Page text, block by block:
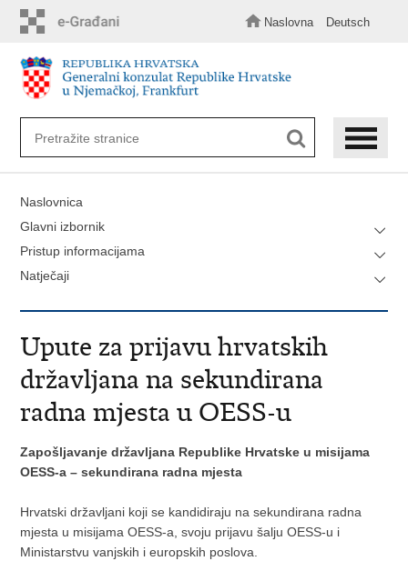
sadržaj
Naslovna Deutsch
Naslovnica
Glavni izbornik
Pristup informacijama
Natječaji
Upute za prijavu hrvatskih
državljana na sekundirana
radna mjesta u OESS-u
Zapošljavanje državljana Republike Hrvatske u misijama
OESS-a – sekundirana radna mjesta
Hrvatski državljani koji se kandidiraju na sekundirana radna
mjesta u misijama OESS-a, svoju prijavu šalju OESS-u i
Ministarstvu vanjskih i europskih poslova.